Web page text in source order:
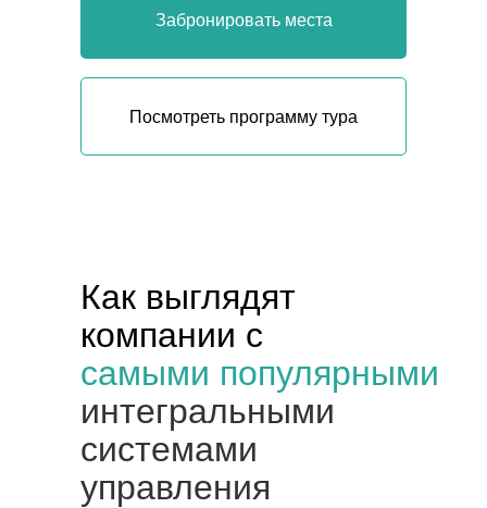
Посмотреть программу тура
Забронировать места
Как выглядят
компании с
самыми популярными
интегральными
системами
управления